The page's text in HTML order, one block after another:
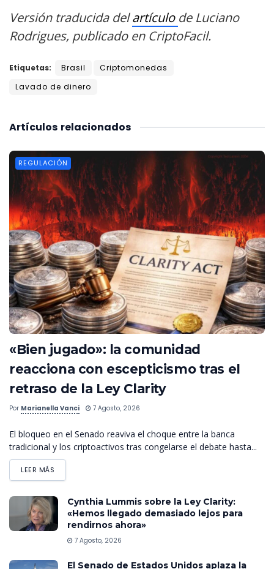
Versión traducida delartículo de Luciano
Rodrigues, publicado en CriptoFacil.
Etiquetas: Brasil
Criptomonedas
Lavado de dinero
relacionados
Artículos
REGULACIÓN
«Bien jugado»: la comunidad
reacciona con escepticismo tras el
retraso de la Ley Clarity
Por Marianella Vanci 7 Agosto, 2026
El bloqueo en el Senado reaviva el choque entre la banca
tradicional y los criptoactivos tras congelarse el debate hasta...
LEER MÁS
Cynthia Lummis sobre la Ley Clarity:
«Hemos llegado demasiado lejos para
rendirnos ahora»
7 Agosto, 2026
El Senado de Estados Unidos aplaza la